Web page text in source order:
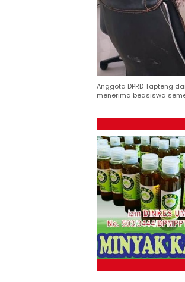
Anggota DPRD Tapteng
menerima beasiswa